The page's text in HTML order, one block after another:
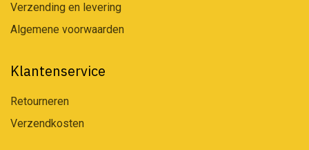
Verzending en levering
Algemene voorwaarden
Klantenservice
Retourneren
Verzendkosten